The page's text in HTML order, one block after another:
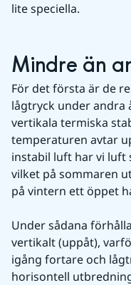
lite speciella.
Mindre än
För det första är de
lågtryck under andra
vertikala termiska
temperaturen avtar
instabil luft har vi luft
vilket på sommaren
på vintern ett öppet
Under sådana
vertikalt (uppåt),
igång fortare och
horisontell